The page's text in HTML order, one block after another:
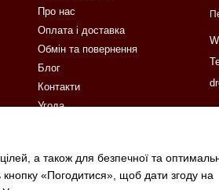
Про нас
Оплата і доставка
Обмін та повернення
Блог
Контакти
Угода
а також для безпечної та
«Погодитися», щоб дати згоду на